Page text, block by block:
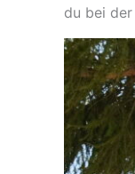
du bei